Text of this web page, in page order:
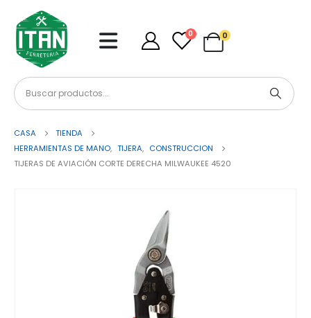
0 0
CASA
TIENDA
HERRAMIENTAS DE MANO, TIJERA, CONSTRUCCION
TIJERAS DE AVIACIÓN CORTE DERECHA MILWAUKEE 4520